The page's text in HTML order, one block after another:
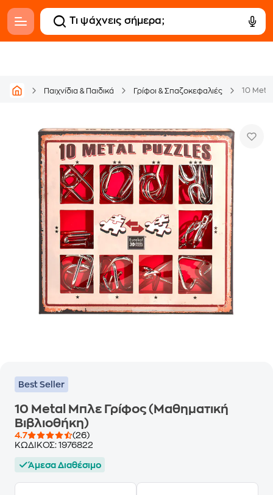
Παιχνίδια & Παιδικά Γρίφοι & Σπαζοκεφαλιές 10
Best Seller
10 Metal Μπλε Γρίφος (Μαθηματική
Βιβλιοθήκη)
4.7
(26)
ΚΩΔΙΚΟΣ: 1976822
Άμεσα Διαθέσιμο